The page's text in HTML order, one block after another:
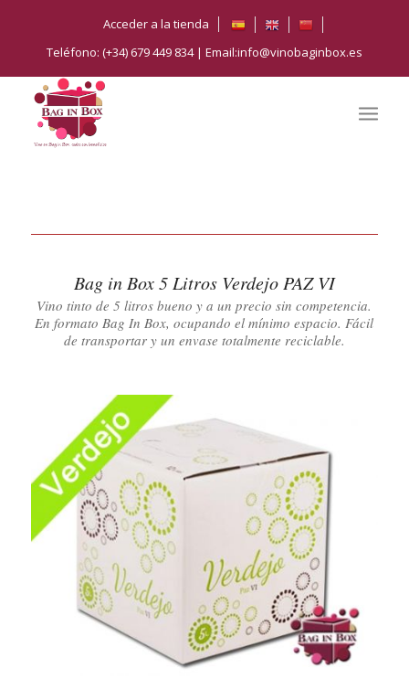
Acceder a la tienda
Teléfono: (+34) 679 449 834 | Email:info@vinobaginbox.es
Bag in Box 5 Litros Verdejo PAZ VI
Vino tinto de 5 litros bueno y a un precio sin competencia.
En formato Bag In Box, ocupando el mínimo espacio. Fácil
de transportar y un envase totalmente reciclable.